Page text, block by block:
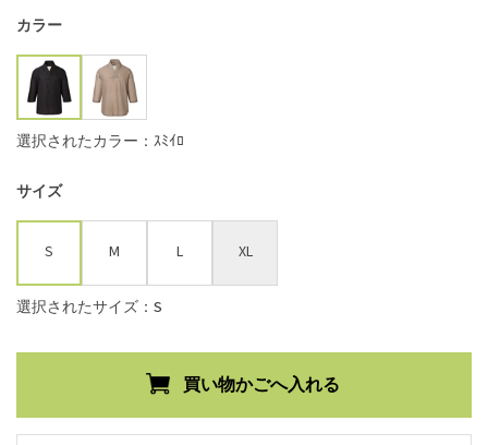
カラー
選択されたカラー：ｽﾐｲﾛ
サイズ
S M L XL
選択されたサイズ：S